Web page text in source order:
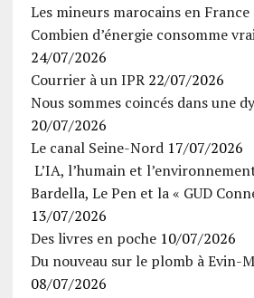
Les mineurs marocains en France
Combien d’énergie consomme
24/07/2026
Courrier à un IPR 22/07/2026
Nous sommes coincés dans une
20/07/2026
Le canal Seine-Nord 17/07/2026
L’IA, l’humain et
Bardella, Le Pen et la « GUD
13/07/2026
Des livres en poche 10/07/2026
Du nouveau sur le plomb à Evin-
08/07/2026